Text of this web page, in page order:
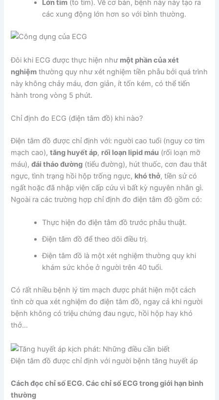
Lớn tim (to tim). Về cơ bản, bệnh này này tạo ra
các xung động lớn hơn so với bình thường.
Đôi khi ECG được thực hiện như một phần của xét
nghiệm thường quy như xét nghiệm tiền phẫu bởi quá trình
này không chảy máu, đơn giản, ít tốn kém, có thể tiến
hành trong vòng 5 phút.
Chỉ định đo ECG (điện tâm đồ) khi nào?
Điện tâm đồ được chỉ định với: người cao tuổi (nguy cơ tim
mạch cao),tăng huyết áp, rối loạn lipid máu (rối loạn mỡ
máu),đái tháo đường (tiểu đường), hút thuốc, cơn đau thắt
ngực, tình trạng hồi hộp trống ngực, khó thở, tiền sử có
ngất hoặc đã nhập viện cấp cứu vì bất kỳ nguyên nhân gì.
Ngoài ra các trường hợp chỉ định đo điện tâm đồ gồm có:
Thực hiện đo điện tâm đồ trước phẫu thuật.
Điện tâm đồ để theo dõi điều trị.
Điện tâm đồ là một xét nghiệm thường quy khi
khám sức khỏe ở người trên 40 tuổi.
Có rất nhiều bệnh lý tim mạch được phát hiện một cách
tình cờ qua xét nghiệm đo điện tâm đồ, ngay cả khi người
bệnh không có triệu chứng đau ngực, hồi hộp hay khó
thở…
Điện tâm đồ được chỉ định với người bệnh tăng huyết áp
Cách đọc chỉ số ECG. Các chỉ số ECG trong giới hạn bình
thường